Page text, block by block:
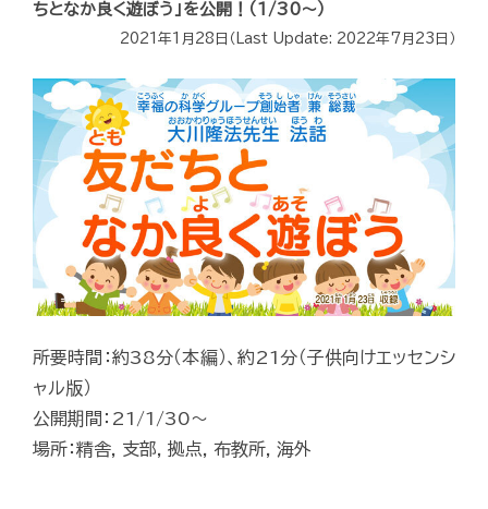
ちとなか良く遊ぼう」を公開！（1/30～）
2021年1月28日 （Last Update: 2022年7月23日 ）
所要時間：約38分（本編）、約21分（子供向けエッセンシ
ャル版）
公開期間：21/1/30～
場所：精舎, 支部, 拠点, 布教所, 海外